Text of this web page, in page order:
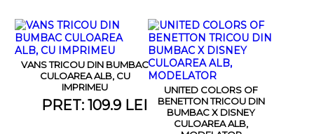
VANS TRICOU DIN BUMBAC
CULOAREA ALB, CU
IMPRIMEU
PRET: 109.9 LEI
UNITED COLORS OF
BENETTON TRICOU DIN
BUMBAC X DISNEY
CULOAREA ALB,